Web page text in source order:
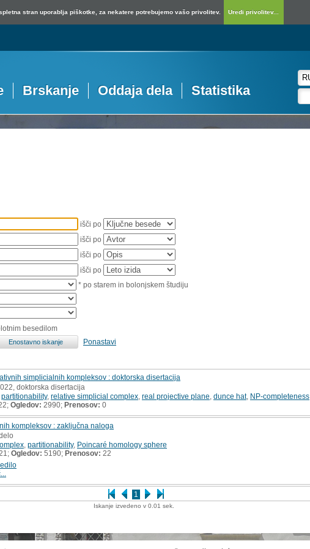
stran uporablja piškotke, za nekatere potrebujemo vašo privolitev. Uredi privolitev...
Brskanje Oddaja dela Statistika
išči po
išči po
išči po
išči po
* po starem in bolonjskem študiju
besedilom
Ponastavi
1
simplicialnih kompleksov : doktorska disertacija
doktorska disertacija
partitionability, relative simplicial complex real projective plane dunce hat, NP-completeness
Ogledov: 2990; Prenosov: 0
kompleksov : zaključna naloga
partitionability, Poincaré homology sphere
Ogledov: 5190; Prenosov: 22
Iskanje izvedeno v 0.01 sek.